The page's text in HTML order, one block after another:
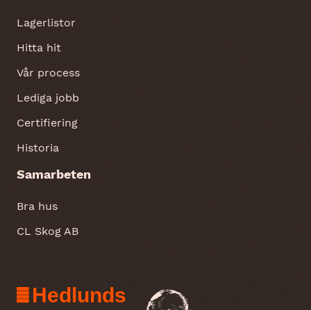
Hedlunds
Lagerlistor
Hitta hit
Vår process
Lediga jobb
Certifiering
Historia
Samarbeten
Bra hus
CL Skog AB